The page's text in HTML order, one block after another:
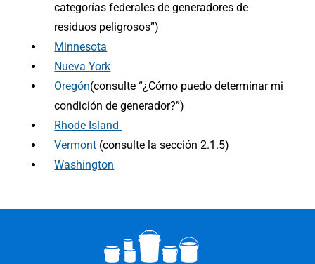
categorías federales de generadores de
residuos peligrosos”)
Minnesota
Nueva York
Oregón(consulte “¿Cómo puedo determinar mi
condición de generador?”)
Rhode Island
Vermont (consulte la sección 2.1.5)
Washington